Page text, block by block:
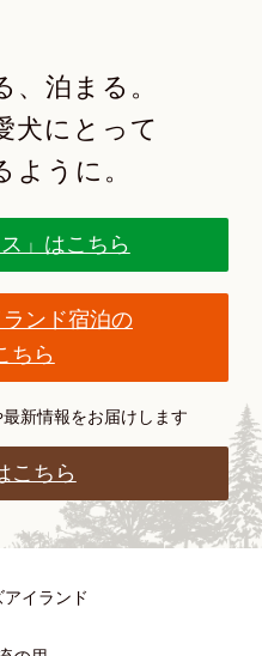
、泊まる。
犬にとって
ように。
」はこちら
ランド宿泊の
ちら
新情報をお届けします
こちら